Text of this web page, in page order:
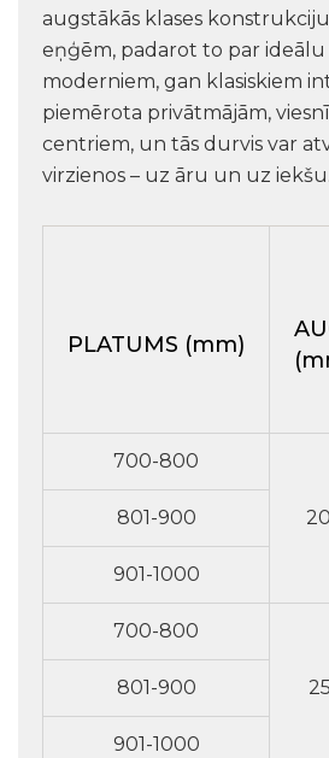
augstākās klases
eņģēm, padarot to par ideālu
moderniem, gan klasiskiem
piemērota privātmājām,
centriem, un tās durvis var
virzienos – uz āru un uz iekšu.
PLATUMS (mm)
700-800
801-900
901-1000
700-800
801-900
901-1000